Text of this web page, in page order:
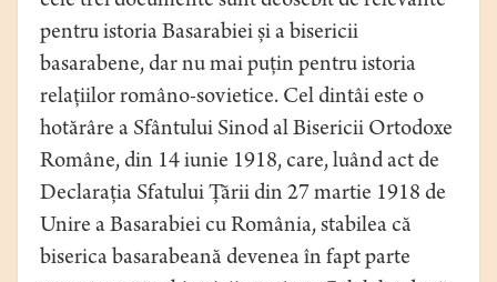
pentru istoria Basarabiei și a bisericii
basarabene, dar nu mai puțin pentru istoria
relațiilor româno-sovietice. Cel dintâi este o
hotărâre a Sfântului Sinod al Bisericii Ortodoxe
Române, din 14 iunie 1918, care, luând act de
Declarația Sfatului Țării din 27 martie 1918 de
Unire a Basarabiei cu România, stabilea că
biserica basarabeană devenea în fapt parte